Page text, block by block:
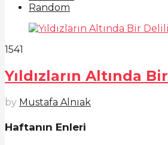
Random
1541
Yıldızların Altında
by Mustafa Alnıak
Haftanın Enleri